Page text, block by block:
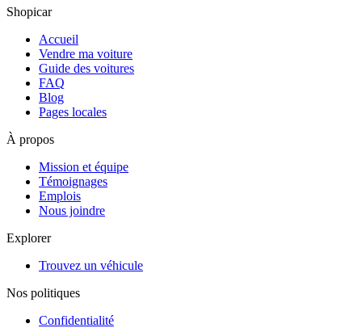
Shopicar
Accueil
Vendre ma voiture
Guide des voitures
FAQ
Blog
Pages locales
À propos
Mission et équipe
Témoignages
Emplois
Nous joindre
Explorer
Trouvez un véhicule
Nos politiques
Confidentialité